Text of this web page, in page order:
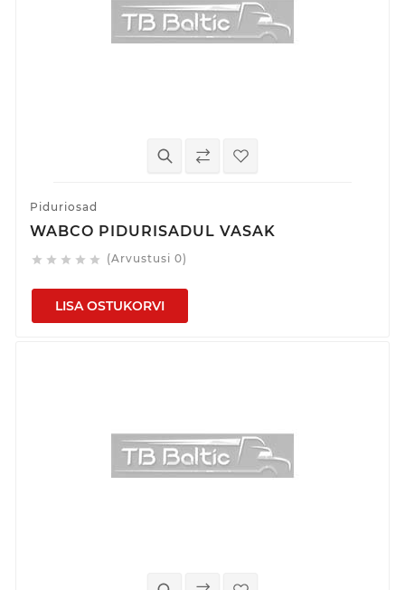
Piduriosad
WABCO PIDURISADUL VASAK
     (Arvustusi 0)
LISA OSTUKORVI